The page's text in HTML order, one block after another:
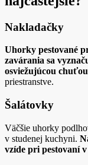
Nakladačky
Uhorky pestované
zavárania sa
osviežujúcou
priestranstve.
Šalátovky
Väčšie uhorky
v studenej kuchyni.
vzíde pri pestovaní